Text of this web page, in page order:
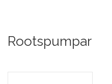
Rootspumpar